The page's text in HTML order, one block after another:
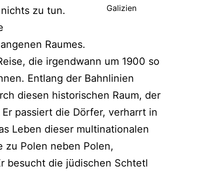
Galizien
zu tun.
Raumes.
die irgendwann um 1900 so
Entlang der Bahnlinien
diesen historischen Raum, der
passiert die Dörfer, verharrt in
Leben dieser multinationalen
zu Polen neben Polen,
besucht die jüdischen Schtetl